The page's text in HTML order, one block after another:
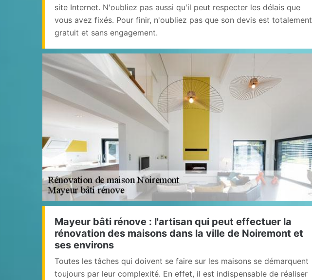
site Internet. N'oubliez pas aussi qu'il peut respecter les délais que
vous avez fixés. Pour finir, n'oubliez pas que son devis est totalement
gratuit et sans engagement.
Mayeur bâti rénove : l'artisan qui peut effectuer la
rénovation des maisons dans la ville de Noiremont et
ses environs
Toutes les tâches qui doivent se faire sur les maisons se démarquent
toujours par leur complexité. En effet, il est indispensable de réaliser